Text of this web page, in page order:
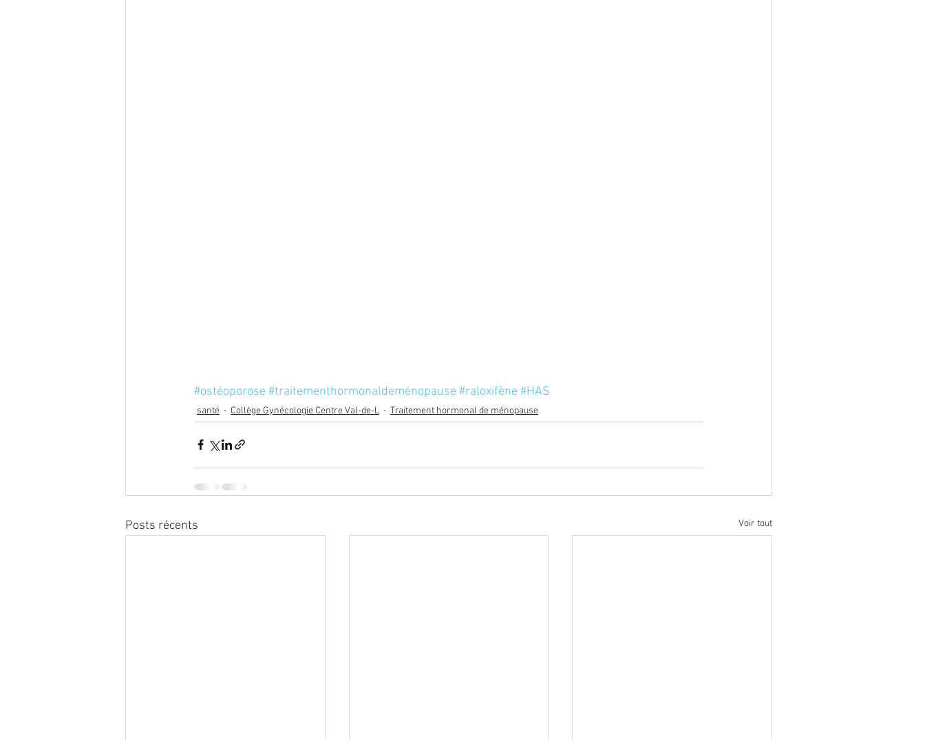
#ostéoporose #traitementhormonaldeménopause #raloxifène #HAS
santé Collège Gynécologie Centre Val-de-L Traitement hormonal de ménopause
Posts récents Voir tout